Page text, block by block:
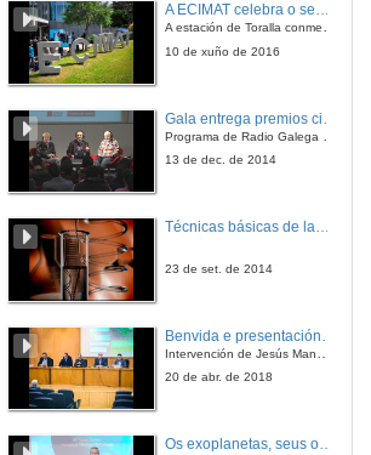
4 de abr. de 2017
4 de abr. de 2017
4 de abr. de 2017
A ECIMAT celebra o seu décimo aniversario
A estación de Toralla conmemora a efeméride asinando un convenio coa Universidad del País Vasco
10 de xuño de 2016
Programa de Radio Galega "Efervescencia"
13 de dec. de 2014
Técnicas básicas de laboratorio aplicadas á bioloxía
23 de set. de 2014
Intervención de Jesús Manuel Míguez, Decano da Facultade de Bioloxía
20 de abr. de 2018
Os exoplanetas, seus océanos e a búsqueda de vida neles.